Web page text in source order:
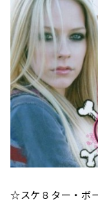
☆スケ８ター・ボ